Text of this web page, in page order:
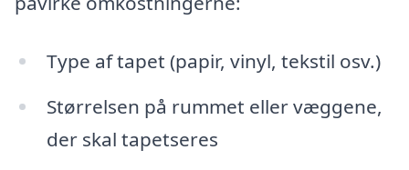
Type af tapet (papir, vinyl, tekstil osv.)
Størrelsen på rummet eller væggene,
der skal tapetseres